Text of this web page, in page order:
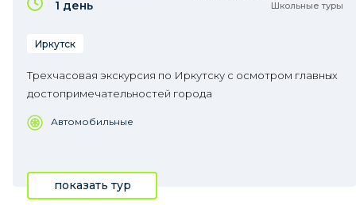
Школьные туры
1 день
Иркутск
Трехчасовая экскурсия по Иркутску с осмотром главных
достопримечательностей города
Автомобильные
показать тур